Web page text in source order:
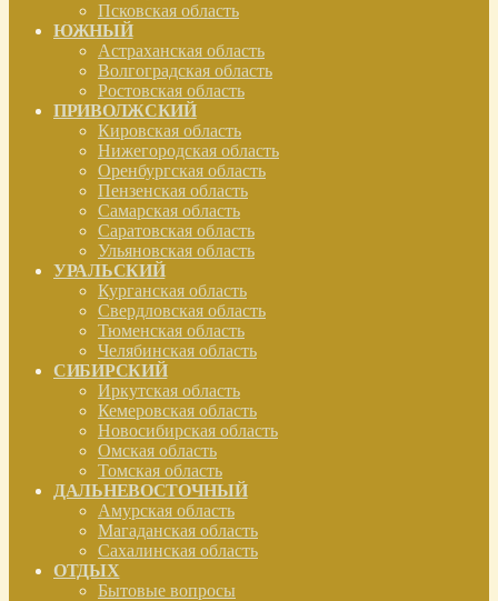
Псковская область
ЮЖНЫЙ
Астраханская область
Волгоградская область
Ростовская область
ПРИВОЛЖСКИЙ
Кировская область
Нижегородская область
Оренбургская область
Пензенская область
Самарская область
Саратовская область
Ульяновская область
УРАЛЬСКИЙ
Курганская область
Свердловская область
Тюменская область
Челябинская область
СИБИРСКИЙ
Иркутская область
Кемеровская область
Новосибирская область
Омская область
Томская область
ДАЛЬНЕВОСТОЧНЫЙ
Амурская область
Магаданская область
Сахалинская область
ОТДЫХ
Бытовые вопросы